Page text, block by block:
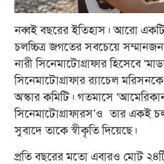
নব্বই বছরের ইতিহাস। আরো
চলচ্চিত্র জগতের সবচেয়ে
নারী সিনেমাটোগ্রাফার হিসেবে
সিনেমাটোগ্রাফার র‍্যাচেল
অস্কার কমিটি। গতমাসে
সিনেমাটোগ্রাফারস’ও তার একই
সুবাদে তাকে স্বীকৃতি দিয়েছে।
প্রতি বছরের মতো এবারও মোট